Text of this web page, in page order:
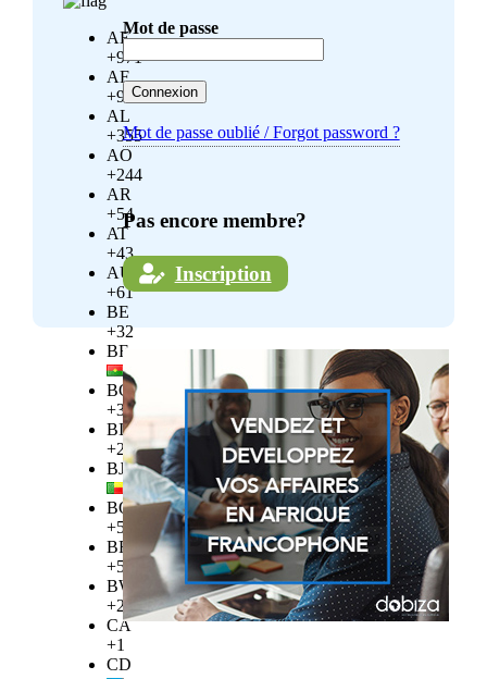
AE
+971
AF
+93
AL
+355
AO
+244
AR
+54
AT
+43
AU
+61
BE
+32
BF
BG
+359
BI
+257
BJ
BO
+591
BR
+55
BW
+267
CA
+1
CD
Mot de passe
Mot de passe oublié / Forgot password ?
Pas encore membre?
Inscription